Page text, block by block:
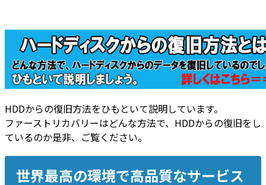
HDDからの復旧方法をひもといて説明しています。
ファーストリカバリーはどんな方法で、HDDからの復旧をし
ているのか是非、ご覧ください。
世界最高の環境で高品質なサービス